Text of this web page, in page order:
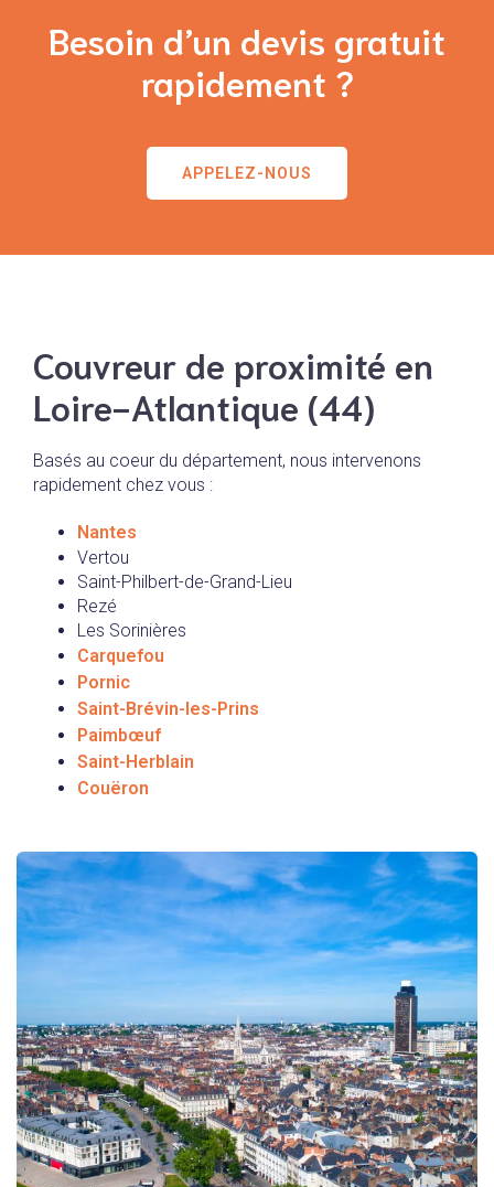
Besoin d’un devis gratuit
rapidement ?
APPELEZ-NOUS
Couvreur de proximité en
Loire-Atlantique (44)
Basés au coeur du département, nous intervenons
rapidement chez vous :
Nantes
Vertou
Saint-Philbert-de-Grand-Lieu
Rezé
Les Sorinières
Carquefou
Pornic
Saint-Brévin-les-Prins
Paimbœuf
Saint-Herblain
Couëron